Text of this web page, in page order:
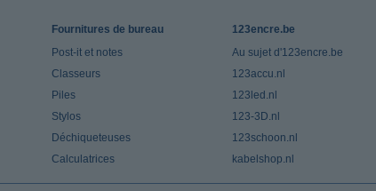
Fournitures de bureau
Post-it et notes
Classeurs
Piles
Stylos
Déchiqueteuses
Calculatrices
123encre.be
Au sujet d'123encre.be
123accu.nl
123led.nl
123-3D.nl
123schoon.nl
kabelshop.nl